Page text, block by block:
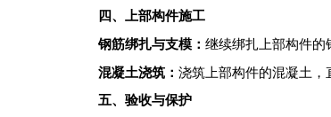
四、上部构件施工
‌钢筋绑扎与支模‌： 继续绑扎上部构件的
‌混凝土浇筑‌： 浇筑上部构件的混凝土
五、验收与保护